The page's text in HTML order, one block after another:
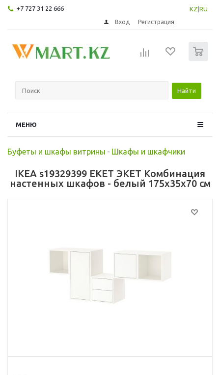
+7 727 31 22 666 KZ RU
Вход Регистрация
Найти
МЕНЮ
Буфеты и шкафы витрины - Шкафы и шкафчики
IKEA s19329399 EKET ЭКЕТ Комбинация
настенных шкафов - белый 175x35x70 см